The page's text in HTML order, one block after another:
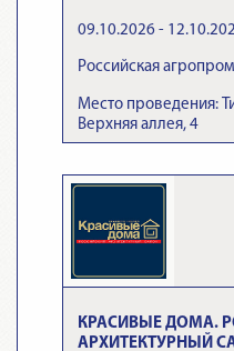
09.10.2026 -
Российская
Место проведения:
Верхняя аллея, 4
КРАСИВЫЕ ДОМА.
АРХИТЕКТУРНЫЙ